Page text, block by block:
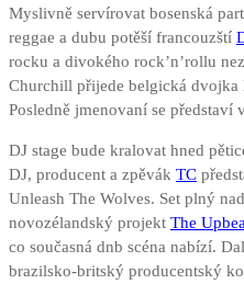
Myslivně servírovat bosenská
reggae a dubu potěší francouzští
rocku a divokého rock’n’rollu
Churchill přijede belgická dvojka
Posledně jmenovaní se představí
DJ stage bude kralovat hned
DJ, producent a zpěvák TC
Unleash The Wolves. Set plný
novozélandský projekt The
co současná dnb scéna nabízí.
brazilsko-britský producentský